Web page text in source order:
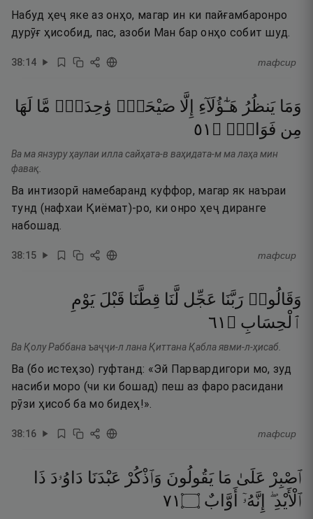
Набуд ҳеҷ яке аз онҳо, магар ин ки пайғамбаронро
дурӯғ ҳисобид, пас, азоби Ман бар онҳо собит шуд.
38:14 тафсир
وَمَا يَنظُرُ هَـٰٓؤُلَآءِ إِلَّا صَيْحَةًۭ وَٰحِدَةًۭ مَّا لَهَا
مِن فَوَاقٍۢ ۝ ١٥
Ва ма янзуру ҳаулаи илла сайҳата-в ваҳидата-м ма лаҳа мин
фавақ.
Ва интизорӣ намебаранд куффор, магар як наъраи
тунд (нафхаи Қиёмат)-ро, ки онро ҳеҷ диранге
набошад.
38:15 тафсир
وَقَالُوا۟ رَبَّنَا عَجِّل لَّنَا قِطَّنَا قَبْلَ يَوْمِ
ٱلْحِسَابِ ۝ ١٦
Ва Қолу Раббана ъаҷҷи-л лана Қиттана Қабла явми-л-ҳисаб.
Ва (бо истеҳзо) гуфтанд: «Эй Парвардигори мо, зуд
насиби моро (чи ки бошад) пеш аз фаро расидани
рӯзи ҳисоб ба мо бидеҳ!».
38:16 тафсир
ٱصْبِرْ عَلَىٰ مَا يَقُولُونَ وَٱذْكُرْ عَبْدَنَا دَاوُۥدَ ذَا
ٱلْأَيْدِ ۖ إِنَّهُۥٓ أَوَّابٌ ۝١٧